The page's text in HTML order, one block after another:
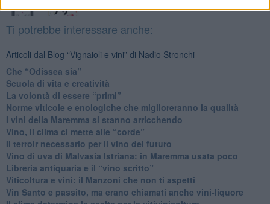
Ti potrebbe interessare anche:
Articoli dal Blog “Vignaioli e vini” di Nadio Stronchi
​Che “Odissea sia”
Scuola di vita e creatività
​La volontà di essere “primi”
Norme viticole e enologiche che miglioreranno la qualità
​I vini della Maremma si stanno arricchendo
Vino, il clima ci mette alle “corde”
Il terroir necessario per il vino del futuro
​Vino di uva di Malvasia Istriana: in Maremma usata poco
​Libreria antiquaria e il “vino scritto”
​Viticoltura e vini: il Manzoni che non ti aspetti
​Vin Santo e passito, ma erano chiamati anche vini-liquore